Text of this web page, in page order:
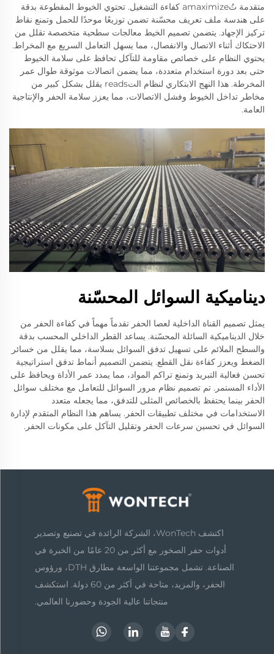
متقدمة تُamaximize كفاءة التشغيل. تحتوي الخيوط المقطوعة بدقة
على هندسة ملف تعريف محسّنة تضمن توزيعًا موحدًا للحمل وتمنع نقاط
تركيز الإجهاد. يتضمن تصميم الخيط معالجات سطحية متخصصة تقلل من
الاحتكاك أثناء الاتصال والانفصال، مما يسهل التعامل السريع مع المخراط.
يحتوي النظام على خصائص مقاومة للتآكل تحافظ على سلامة الخيوط
حتى بعد دورة استخدام متعددة، مما يضمن اتصالات موثوقة طوال عمر
المخرطة. هذا النهج الابتكاري لنظام التreads يقلل بشكل كبير من
مخاطر تداخل الخيوط وفشل الاتصالات، مما يعزز سلامة الحفر والإنتاجية
العامة.
ديناميكية السوائل المحسّنة
يمثل تصميم القناة الداخلية لعصا الحفر تقدماً مهماً في كفاءة الحفر من
خلال الديناميكية السائلة المحسّنة. يساعد القطر الداخلي المحسب بدقة
والسطح الملائم على تسهيل تدفق السوائل بسلاسة، مما يقلل من خسائر
الضغط ويعزز كفاءة نقل القطع. يتضمن التصميم أنماط تدفق استراتيجية
تحسن فعالية التبريد وتمنع تراكم المواد، مما يمدد عمر الأداة ويحافظ على
الأداء المستمر. تم تصميم نظام مرور السوائل للتعامل مع مختلف سوائل
الحفر بينما يحتفظ بالخصائص المثلى للتدفق، مما يجعله متعدد
الاستخدامات في مختلف تطبيقات الحفر. يساهم هذا النظام المتقدم لإدارة
السوائل في تحسين سرعات الحفر وتقليل التآكل على مكونات الحفر.
اكتشف WonTech، الشركة الرائدة في تصنيع وتصدير
أدوات حفر الصخور مع أكثر من 20 عامًا من الخبرة في
الصناعة. تشمل مجموعتنا الواسعة مطارق DTH، ورؤوس
الحفر، والمزيد، متاحة في أكثر من 60 دولة. استكشف
منتجاتنا عالية الجودة وحضورنا العالمي.